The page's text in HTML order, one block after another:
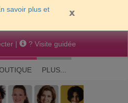
savoir plus et
| ? Visite guidée
PLUS...